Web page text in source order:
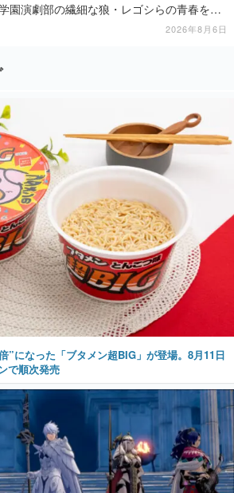
園演劇部の繊細な狼・レゴシらの青春を描
2026年8月6日
”になった「ブタメン超BIG」が登場。8月11日
で順次発売